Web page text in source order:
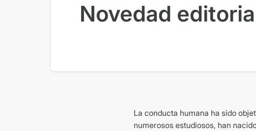
Novedad
La conducta humana ha sido
numerosos estudiosos, han